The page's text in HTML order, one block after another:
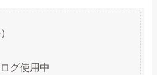
グ使用中